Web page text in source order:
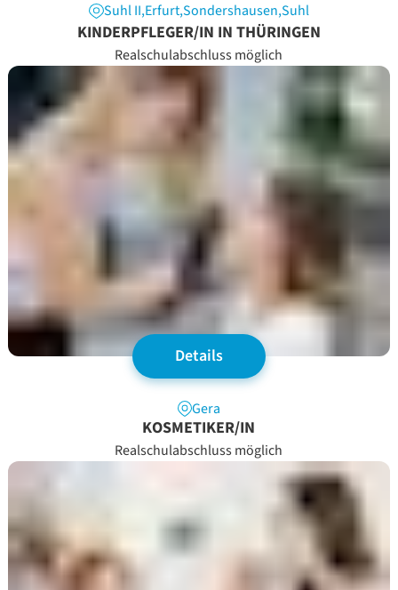
Suhl II,Erfurt,Sondershausen,Suhl
KINDERPFLEGER/IN IN THÜRINGEN
Realschulabschluss möglich
Details
Gera
KOSMETIKER/IN
Realschulabschluss möglich